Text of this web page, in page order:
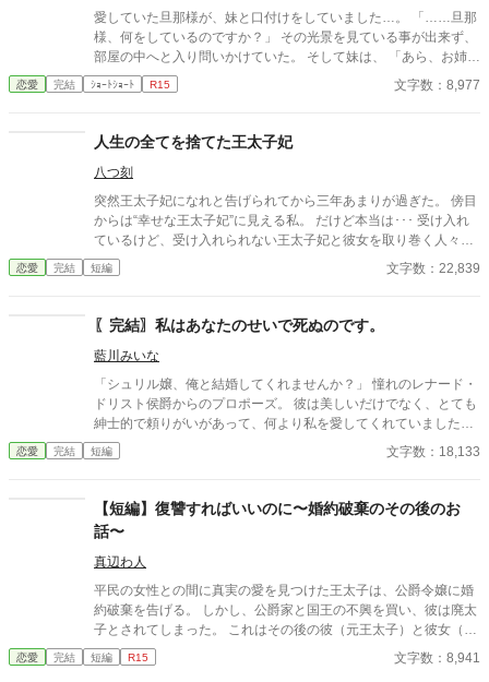
愛していた旦那様が、妹と口付けをしていました…。 「……旦那
様、何をしているのですか？」 その光景を見ている事が出来ず、
部屋の中へと入り問いかけていた。 そして妹は、 「あら、お姉様
は何か勘違いをなさってますよ？ 私とは口づけしかしていませ
ん。お義兄様は他の方とはもっと凄いことをなさっています。」
す。しかも、旦那様は愛人の子を私達2人の子として育てようと
おっしゃいました。 信じていた旦那様に裏切られ、もう旦那様を
信じる事が出来なくなった私は、離縁を決意し、実家に帰りま
す。 設定ゆるゆるの、架空の世界のお話です。 全8話で完結にな
ります。
恋愛 完結 ｼｮｰﾄｼｮｰﾄ R15 文字数：8,977
人生の全てを捨てた王太子妃
八つ刻
突然王太子妃になれと告げられてから三年あまりが過ぎた。 傍目
からは“幸せな王太子妃”に見える私。 だけど本当は･･･ 受け入れ
ているけど、受け入れられない王太子妃と彼女を取り巻く人々の
話。 ※※※幸せな話とは言い難いです※※※ タグをよく見て読ん
でください。ハッピーエンドが好みの方(一方通行の愛が駄目な方
の全十二話。 ※番外編の王太子視点はヤンデレ注意報が発令され
恋愛 完結 短編 文字数：22,839
〖完結〗私はあなたのせいで死ぬのです。
藍川みいな
「シュリル嬢、俺と結婚してくれませんか？」 憧れのレナード・
ドリスト侯爵からのプロポーズ。 彼は美しいだけでなく、とても
紳士的で頼りがいがあって、何より私を愛してくれていました。
すごく幸せでした……あの日までは。 結婚して1年が過ぎた頃、
旦那様は愛人を連れて来ました。次々に愛人を連れて来て、愛人
えしてくれません。 そして、妹のダリアが旦那様の子を授かっ
た…… もう耐える事は出来ません。 旦那様、私はあなたのせいで
死にます。 だから、後悔しながら生きてください。 設定ゆるゆる
の、架空の世界のお話です。 全15話で完結になります。 この物
語は、主人公が8話で登場しなくなります。 感想の返信が出来な
くて、申し訳ありません。 たくさんの感想ありがとうございま
す。 次作の『もう二度とあなたの妻にはなりません！』は、この
お話の続編になっております。 このお話はバッドエンドでした
が、次作はただただシュリルが幸せになるお話です。 良かったら
恋愛 完結 短編 文字数：18,133
【短編】復讐すればいいのに〜婚約破棄のその後のお
話〜
真辺わ人
平民の女性との間に真実の愛を見つけた王太子は、公爵令嬢に婚
約破棄を告げる。 しかし、公爵家と国王の不興を買い、彼は廃太
子とされてしまった。 これはその後の彼（元王太子）と彼女（平
民少女）のお話です。 数年後に彼女が語る真実とは……？ 前中後
編の三部構成です。 ❇︎ざまぁはありません。 ❇︎設定は緩いですの
恋愛 完結 短編 R15 文字数：8,941